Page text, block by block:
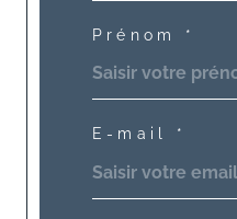
Prénom *
E-mail *